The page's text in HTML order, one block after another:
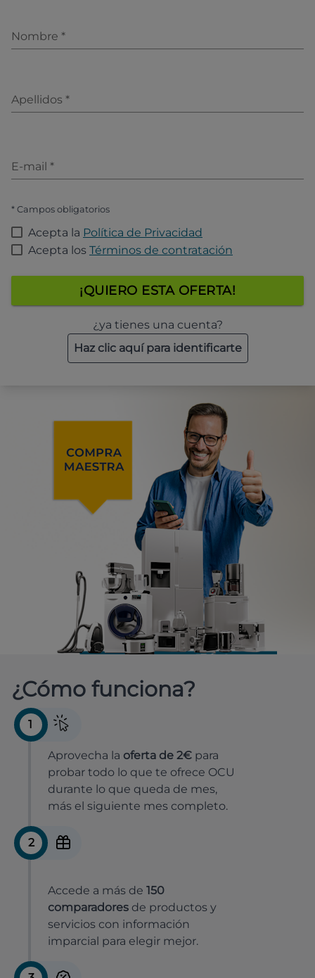
Nombre *
Apellidos *
E-mail *
* Campos obligatorios
Acepta la Política de Privacidad
Acepta los Términos de contratación
¡QUIERO ESTA OFERTA!
¿ya tienes una cuenta?
Haz clic aquí para identificarte
¿Cómo funciona?
1
Aprovecha la oferta de 2€ para
probar todo lo que te ofrece OCU
durante lo que queda de mes,
más el siguiente mes completo.
2
Accede a más de 150
comparadores de productos y
servicios con información
imparcial para elegir mejor.